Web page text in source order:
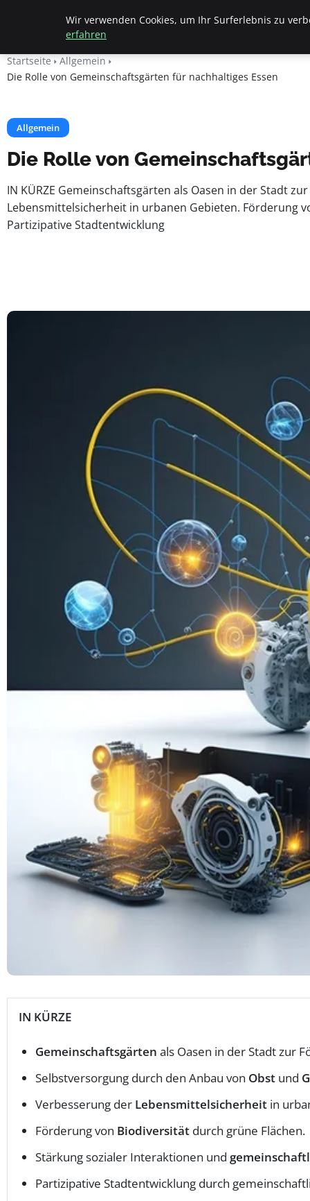
Beyond Surface
Startseite
Allgemein
Die Rolle von Gemeinschaftsgärten für nachhaltiges Essen
Allgemein
Die Rolle von
IN KÜRZE Gemeinschaftsgärten als Oasen in der Stadt
Lebensmittelsicherheit in urbanen Gebieten. Förderung
Partizipative Stadtentwicklung
IN KÜRZE
Gemeinschaftsgärten als Oasen in der Stadt zur
Selbstversorgung durch den Anbau von Obst und
Verbesserung der Lebensmittelsicherheit in
Förderung von Biodiversität durch grüne Flächen.
Stärkung sozialer Interaktionen und
Partizipative Stadtentwicklung durch
Wir verwenden Cookies, um Ihr Surferlebnis zu
erfahren